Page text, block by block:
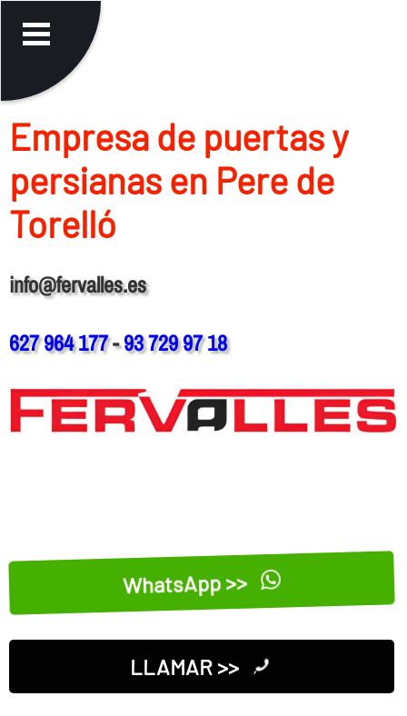
Empresa de puertas y
persianas en Pere de
Torelló
info@fervalles.es
627 964 177-93 729 97 18
WhatsApp >>
LLAMAR >>